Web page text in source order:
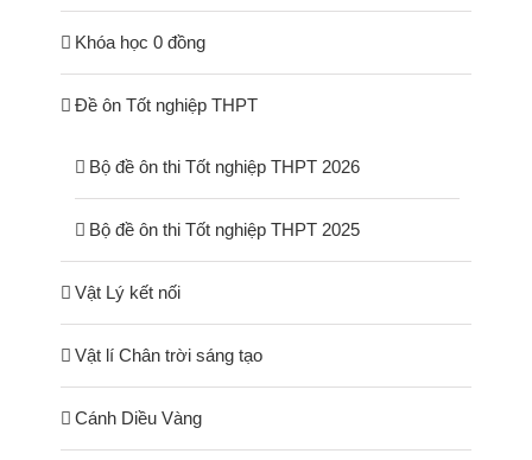
Khóa học 0 đồng
Đề ôn Tốt nghiệp THPT
Bộ đề ôn thi Tốt nghiệp THPT 2026
Bộ đề ôn thi Tốt nghiệp THPT 2025
Vật Lý kết nối
Vật lí Chân trời sáng tạo
Cánh Diều Vàng